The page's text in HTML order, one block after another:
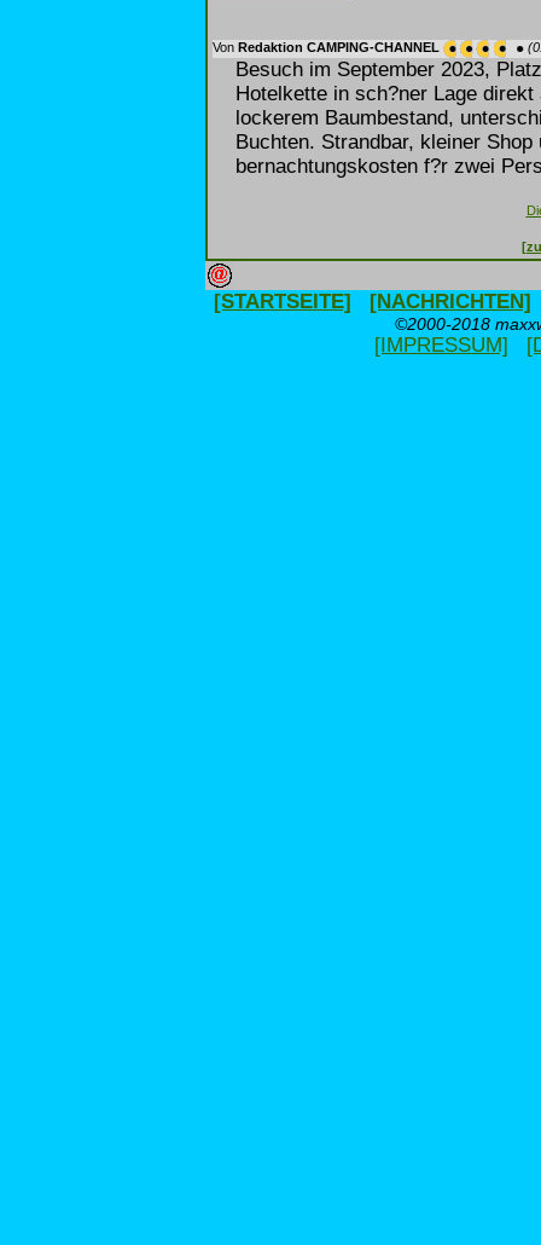
Von Redaktion CAMPING-CHANNEL
Besuch im September 2023,
Hotelkette in sch?ner Lage
lockerem Baumbestand,
Buchten. Strandbar, kleiner
bernachtungskosten f?r zwei
[STARTSEITE] [NACHRICHTEN]
©2000-2018
[IMPRESSUM]